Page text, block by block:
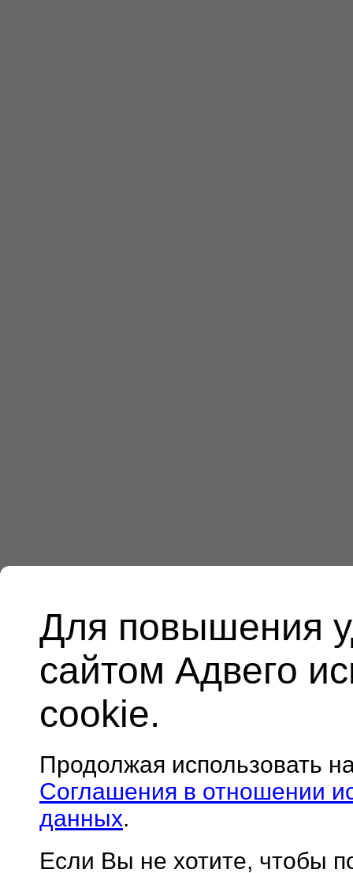
Для повышения
сайтом Адвего
cookie.
Продолжая использовать
Соглашения в отношении
данных.
Если Вы не хотите, чтобы